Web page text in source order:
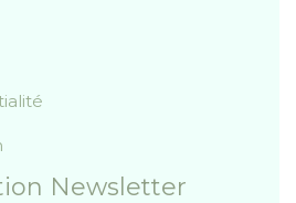
Newsletter